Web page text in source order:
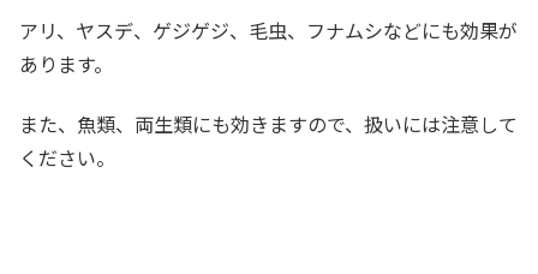
アリ、ヤスデ、ゲジゲジ、毛虫、フナムシなどにも効果が
あります。
また、魚類、両生類にも効きますので、扱いには注意して
ください。